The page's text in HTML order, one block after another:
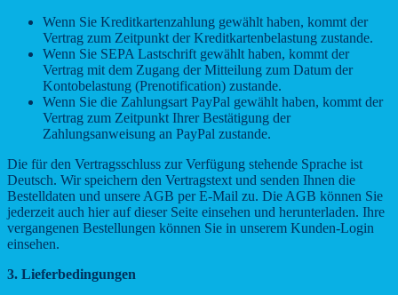
Wenn Sie Kreditkartenzahlung gewählt haben, kommt der
Vertrag zum Zeitpunkt der Kreditkartenbelastung zustande.
Wenn Sie SEPA Lastschrift gewählt haben, kommt der
Vertrag mit dem Zugang der Mitteilung zum Datum der
Kontobelastung (Prenotification) zustande.
Wenn Sie die Zahlungsart PayPal gewählt haben, kommt der
Vertrag zum Zeitpunkt Ihrer Bestätigung der
Zahlungsanweisung an PayPal zustande.
Die für den Vertragsschluss zur Verfügung stehende Sprache ist
Deutsch. Wir speichern den Vertragstext und senden Ihnen die
Bestelldaten und unsere AGB per E-Mail zu. Die AGB können Sie
jederzeit auch hier auf dieser Seite einsehen und herunterladen. Ihre
vergangenen Bestellungen können Sie in unserem Kunden-Login
einsehen.
3. Lieferbedingungen